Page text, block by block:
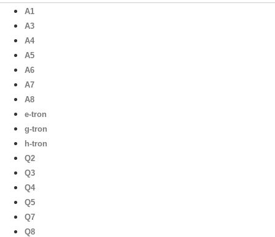
A1
A3
A4
A5
A6
A7
A8
e-tron
g-tron
h-tron
Q2
Q3
Q4
Q5
Q7
Q8